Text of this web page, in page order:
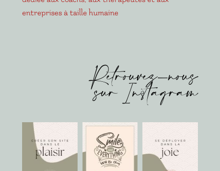
entreprises à taille humaine
Retrouvez-nous
sur Instagram